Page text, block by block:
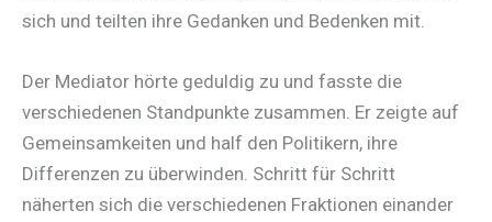
sich und teilten ihre Gedanken und Bedenken mit.
Der Mediator hörte geduldig zu und fasste die
verschiedenen Standpunkte zusammen. Er zeigte auf
Gemeinsamkeiten und half den Politikern, ihre
Differenzen zu überwinden. Schritt für Schritt
näherten sich die verschiedenen Fraktionen einander